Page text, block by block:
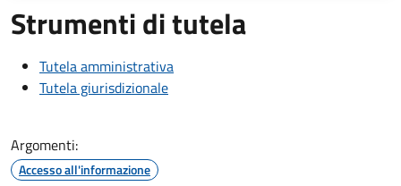
Strumenti di tutela
Tutela amministrativa
Tutela giurisdizionale
Argomenti:
Accesso all'informazione